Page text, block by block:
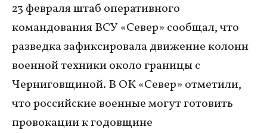
23 февраля штаб оперативного
командования ВСУ «Север» сообщал, что
разведка зафиксировала движение колонн
военной техники около границы с
Черниговщиной. В ОК «Север» отметили,
что российские военные могут готовить
провокации к годовщине